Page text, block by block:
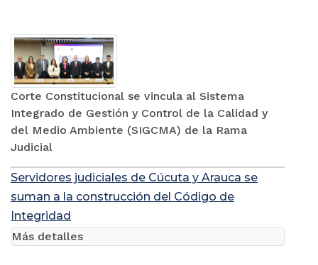
Corte Constitucional se vincula al Sistema
Integrado de Gestión y Control de la Calidad y
del Medio Ambiente (SIGCMA) de la Rama
Judicial
Servidores judiciales de Cúcuta y Arauca se
suman a la construcción del Código de
Integridad
Más detalles